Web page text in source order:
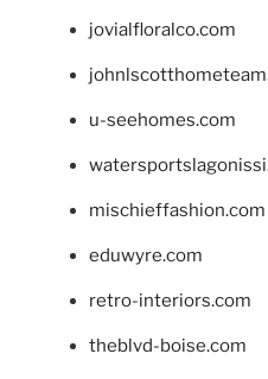
jovialfloralco.com
u-seehomes.com
mischieffashion.com
eduwyre.com
retro-interiors.com
theblvd-boise.com